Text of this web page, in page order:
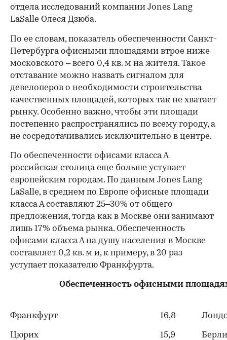
отдела исследований компании Jones Lang
LaSalle Олеся Дзюба.
00:00 / 00:00
По ее словам, показатель обеспеченности Санкт-
Петербурга офисными площадями втрое ниже
московского – всего 0,4 кв. м на жителя. Такое
отставание можно назвать сигналом для
девелоперов о необходимости строительства
качественных площадей, которых так не хватает
рынку. Особенно важно, чтобы эти площади
постепенно распространялись по всему городу, а
не сосредотачивались исключительно в центре.
По обеспеченности офисами класса А
российская столица еще больше уступает
европейским городам. По данным Jones Lang
LaSalle, в среднем по Европе офисные площади
класса А составляют 25–30% от общего
предложения, тогда как в Москве они занимают
лишь 17% объема рынка. Обеспеченность
офисами класса А на душу населения в Москве
составляет 0,2 кв. м и, к примеру, в 20 раз
уступает показателю Франкфурта.
Обеспеченность офисными
Франкфурт 16,8
Цюрих 15,9